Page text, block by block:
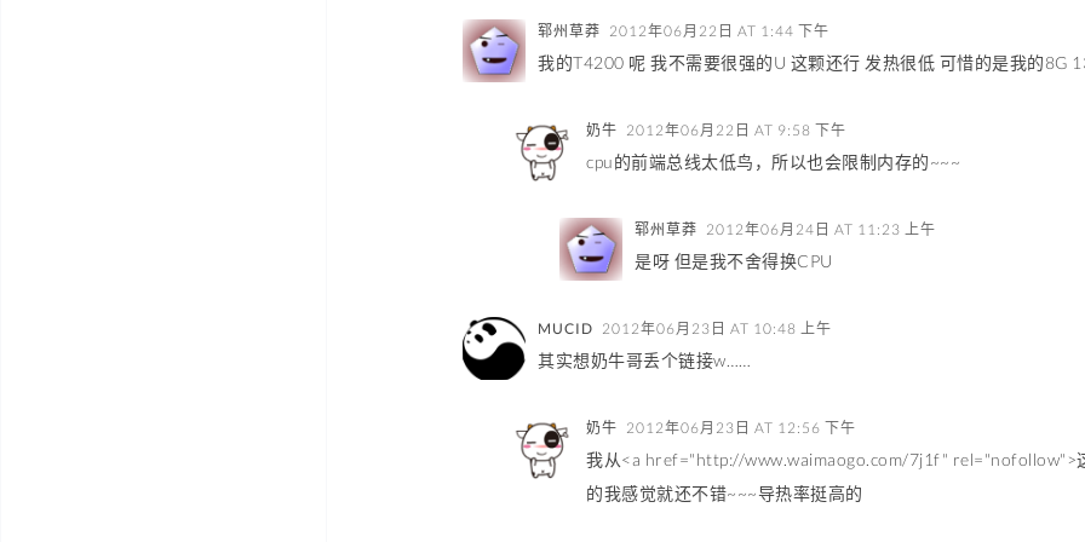
郓州草莽 2012年06月22日 AT 1:44 下午
我的T4200 呢 我不需要很强的U 这颗还行 发热很低 可惜的是我的8G
奶牛 2012年06月22日 AT 9:58 下午
cpu的前端总线太低鸟，所以也会限制内存的~~~
郓州草莽 2012年06月24日 AT 11:23 上午
是呀 但是我不舍得换CPU
MUCID 2012年06月23日 AT 10:48 上午
其实想奶牛哥丢个链接w……
奶牛 2012年06月23日 AT 12:56 下午
我从<a href="http://www.waimaogo.com/7j1f" rel="nofollow">
的我感觉就还不错~~~导热率挺高的